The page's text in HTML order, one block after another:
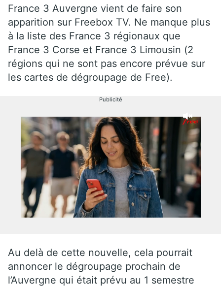
France 3 Auvergne vient de faire son
apparition sur Freebox TV. Ne manque plus
à la liste des France 3 régionaux que
France 3 Corse et France 3 Limousin (2
régions qui ne sont pas encore prévue sur
les cartes de dégroupage de Free).
Publicité
Au delà de cette nouvelle, cela pourrait
annoncer le dégroupage prochain de
l’Auvergne qui était prévu au 1 semestre